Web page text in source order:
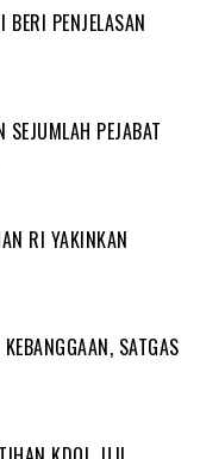
PENJELASAN
PEJABAT
RI YAKINKAN
SATGAS